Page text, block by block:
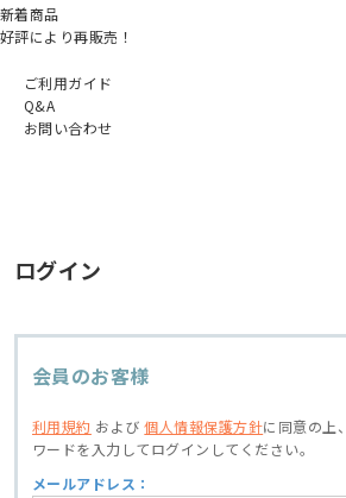
新着商品
好評により再販売！
ご利用ガイド
Q&A
お問い合わせ
ログイン
会員のお客様
利用規約 および個人情報保護方針に同意の上、
ワードを入力してログインしてください。
メールアドレス：